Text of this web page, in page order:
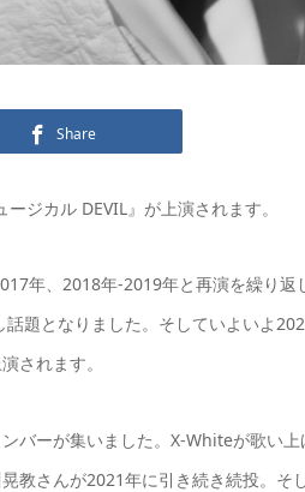
Share
ジカル DEVIL』が上演されます。
年、2018年-2019年と再演を繰り返
題となりました。そしていよいよ
されます。
バーが集いました。X-Whiteが歌い
教さんが2021年に引き続き続投。そ